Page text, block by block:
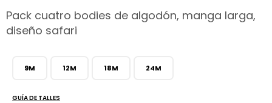
Pack cuatro bodies de algodón, manga larga,
diseño safari
9M 12M 18M 24M
GUÍA DE TALLES